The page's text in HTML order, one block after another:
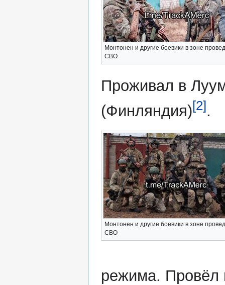
Монтонен и другие боевики в зоне
СВО
Проживал в
(Финляндия)[2].
Монтонен и другие боевики в зоне
СВО
режима. Провёл